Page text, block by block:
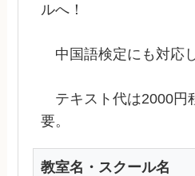
ルへ！
中国語検定にも対応
テキスト代は2000円
要。
教室名・スクール名